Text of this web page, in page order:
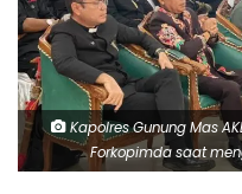
Kapolres Gunung Mas
Forkopimda saat